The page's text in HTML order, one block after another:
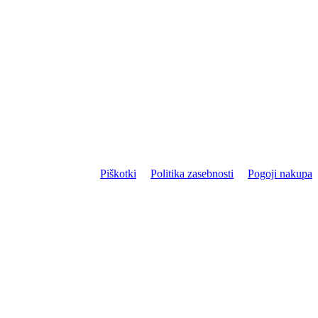
Piškotki
Politika zasebnosti Pogoji nakupa